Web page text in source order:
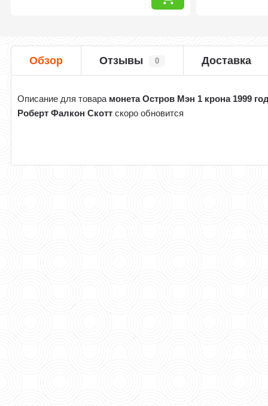
Обзор Отзывы 0 Доставка
Описание для товара монета Остров Мэн 1 крона 1999
Роберт Фалкон Скотт скоро обновится